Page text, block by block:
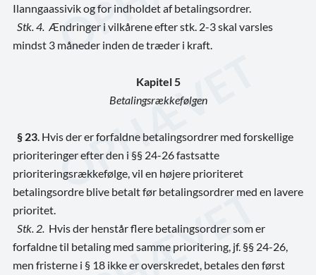
Ilanngaassivik og for indholdet af betalingsordrer.
Stk. 4. Ændringer i vilkårene efter stk. 2-3 skal varsles
mindst 3 måneder inden de træder i kraft.
Kapitel 5
Betalingsrækkefølgen
§ 23 Hvis der er forfaldne betalingsordrer med forskellige
prioriteringer efter den i §§ 24-26 fastsatte
prioriteringsrækkefølge, vil en højere prioriteret
betalingsordre blive betalt før betalingsordrer med en lavere
prioritet.
Stk. 2. Hvis der henstår flere betalingsordrer som er
forfaldne til betaling med samme prioritering, jf. §§ 24-26,
men fristerne i § 18 ikke er overskredet, betales den først